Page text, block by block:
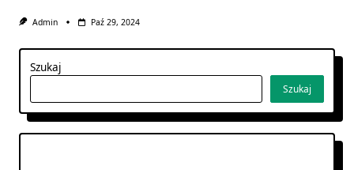
Admin Paź 29, 2024
Szukaj
Szukaj